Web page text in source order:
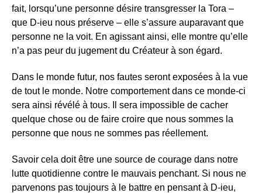
fait, lorsqu’une personne désire transgresser la Tora –
que D-ieu nous préserve – elle s’assure auparavant que
personne ne la voit. En agissant ainsi, elle montre qu’elle
n’a pas peur du jugement du Créateur à son égard.
Dans le monde futur, nos fautes seront exposées à la vue
de tout le monde. Notre comportement dans ce monde-ci
sera ainsi révélé à tous. Il sera impossible de cacher
quelque chose ou de faire croire que nous sommes la
personne que nous ne sommes pas réellement.
Savoir cela doit être une source de courage dans notre
lutte quotidienne contre le mauvais penchant. Si nous ne
parvenons pas toujours à le battre en pensant à D-ieu,